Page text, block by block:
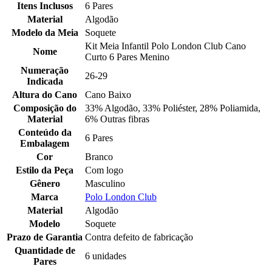
Itens Inclusos
6 Pares
Material
Algodão
Modelo da Meia
Soquete
Nome
Kit Meia Infantil Polo London Club Cano
Curto 6 Pares Menino
Numeração
Indicada
26-29
Altura do Cano
Cano Baixo
Composição do
Material
33% Algodão, 33% Poliéster, 28% Poliamida,
6% Outras fibras
Conteúdo da
Embalagem
6 Pares
Cor
Branco
Estilo da Peça
Com logo
Gênero
Masculino
Marca
Polo London Club
Material
Algodão
Modelo
Soquete
Prazo de Garantia Contra defeito de fabricação
Quantidade de
Pares
6 unidades